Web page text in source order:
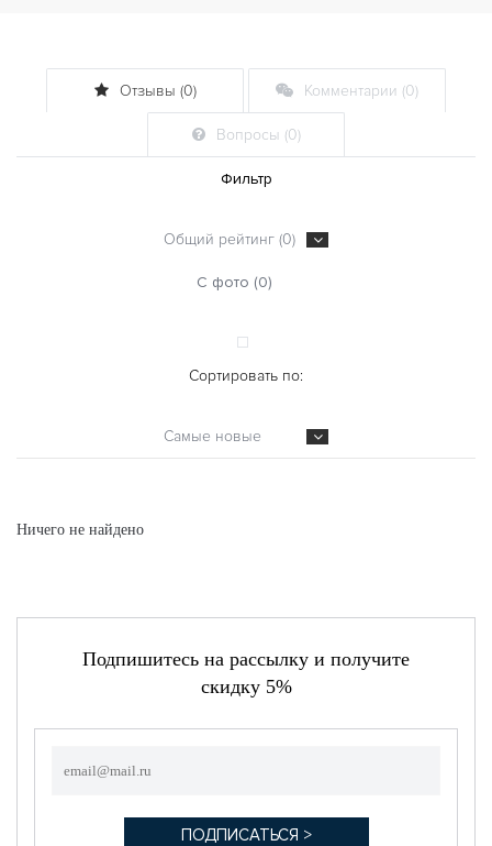
Отзывы (0) Комментарии (0)
Вопросы (0)
Фильтр
Общий рейтинг (0)
С фото (0)
Сортировать по:
Самые новые
Ничего не найдено
Подпишитесь на рассылку и получите
скидку 5%